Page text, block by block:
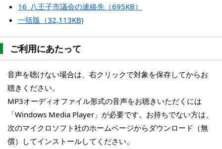
16_八王子市議会の連絡先（695KB）
一括版（32,113KB)
ご利用にあたって
音声を聴けない場合は、右クリックで対象を保存してからお
聴きください。
MP3オーディオファイル形式の音声をお聴きいただくには
「Windows Media Player」が必要です。お持ちでない方は、
次のマイクロソフト社のホームページからダウンロード（無
償）してインストールしてください。